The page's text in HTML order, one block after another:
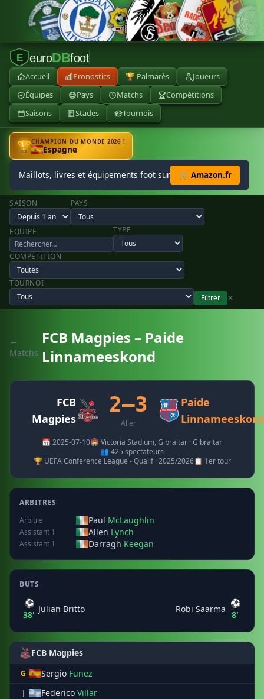
E euroDBfoot
Accueil Pronostics 🏆 Palmarès
Joueurs
Équipes
Pays Matchs
Compétitions
Saisons
Stades Tournois
🏆CHAMPION DU MONDE 2026 !
Espagne
Maillots, livres et équipements foot sur 🛒 Amazon.fr
SAISON PAYS
EQUIPE TYPE
COMPÉTITION
TOURNOI
Filtrer
✕
←
Matchs
FCB Magpies – Paide
Linnameeskond
FCB
Magpies
2–3
Aller
Paide
📅 2025-07-10🏟️ Victoria Stadium, Gibraltar · Gibraltar
👥 425 spectateurs
🏆 UEFA Conference League - Qualif · 2025/2026📋 1er tour
ARBITRES
Arbitre
Paul McLaughlin
Assistant 1 Allen Lynch
Assistant 1 Darragh Keegan
BUTS
⚽
38'
Julian Britto Robi Saarma
⚽
8'
FCB Magpies
G Sergio Funez
J Federico Villar